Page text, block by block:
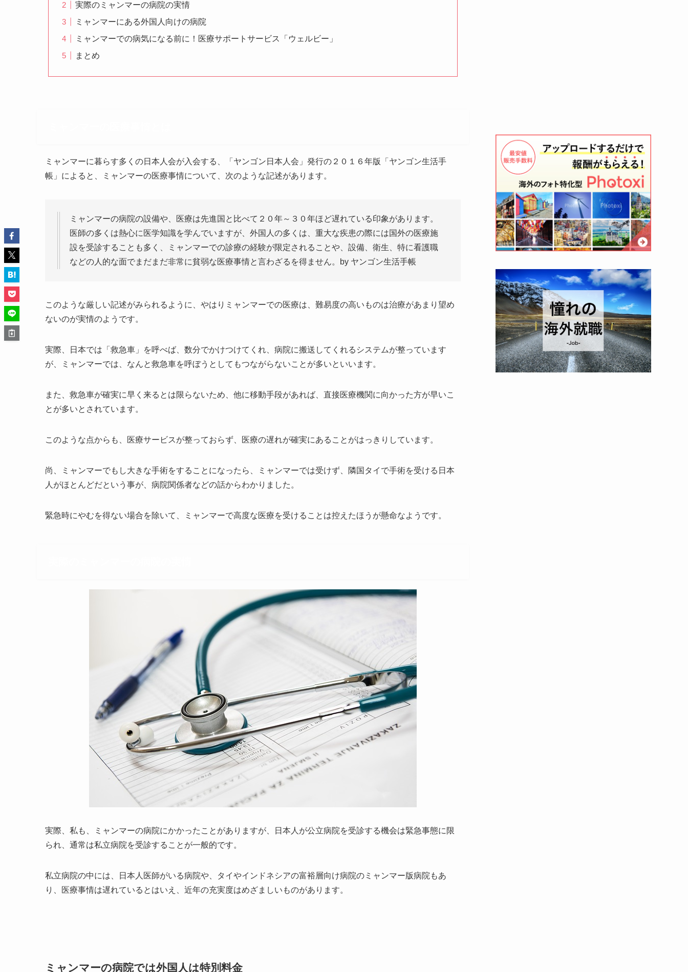
実際のミャンマーの病院の実情
ミャンマーにある外国人向けの病院
ミャンマーでの病気になる前に！医療サポートサービス「ウェルビー」
まとめ
ミャンマーに暮らす多くの日本人会が入会する、「ヤンゴン日本人会」発行の２０１６年版「ヤンゴン生活手
帳」によると、ミャンマーの医療事情について、次のような記述があります。
ミャンマーの病院の設備や、医療は先進国と比べて２０年～３０年ほど遅れている印象があります。
医師の多くは熱心に医学知識を学んでいますが、外国人の多くは、重大な疾患の際には国外の医療施
設を受診することも多く、ミャンマーでの診療の経験が限定されることや、設備、衛生、特に看護職
などの人的な面でまだまだ非常に貧弱な医療事情と言わざるを得ません。by ヤンゴン生活手帳
このような厳しい記述がみられるように、やはりミャンマーでの医療は、難易度の高いものは治療があまり望め
ないのが実情のようです。
実際、日本では「救急車」を呼べば、数分でかけつけてくれ、病院に搬送してくれるシステムが整っています
が、ミャンマーでは、なんと救急車を呼ぼうとしてもつながらないことが多いといいます。
また、救急車が確実に早く来るとは限らないため、他に移動手段があれば、直接医療機関に向かった方が早いこ
とが多いとされています。
このような点からも、医療サービスが整っておらず、医療の遅れが確実にあることがはっきりしています。
尚、ミャンマーでもし大きな手術をすることになったら、ミャンマーでは受けず、隣国タイで手術を受ける日本
人がほとんどだという事が、病院関係者などの話からわかりました。
緊急時にやむを得ない場合を除いて、ミャンマーで高度な医療を受けることは控えたほうが懸命なようです。
実際、私も、ミャンマーの病院にかかったことがありますが、日本人が公立病院を受診する機会は緊急事態に限
られ、通常は私立病院を受診することが一般的です。
私立病院の中には、日本人医師がいる病院や、タイやインドネシアの富裕層向け病院のミャンマー版病院もあ
り、医療事情は遅れているとはいえ、近年の充実度はめざましいものがあります。
ミャンマーの病院では外国人は特別料金